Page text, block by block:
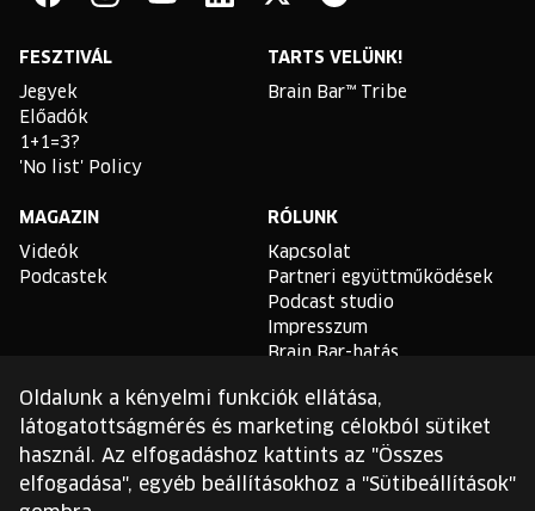
FESZTIVÁL
Jegyek
Előadók
1+1=3?
'No list' Policy
TARTS VELÜNK!
Brain Bar™ Tribe
MAGAZIN
Videók
Podcastek
RÓLUNK
Kapcsolat
Partneri együttműködések
Podcast studio
Impresszum
Brain Bar-hatás
TLDR
Általános Szerződési
Feltételek
Sütikezelési Szabályzat
Oldalunk a kényelmi funkciók ellátása,
látogatottságmérés és marketing célokból sütiket
használ. Az elfogadáshoz kattints az "Összes
elfogadása", egyéb beállításokhoz a "Sütibeállítások"